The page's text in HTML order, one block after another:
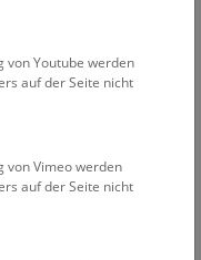
von Youtube werden
auf der Seite nicht
von Vimeo werden
auf der Seite nicht